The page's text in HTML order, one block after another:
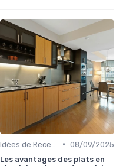
• 08/09/2025
Les avantages des plats en